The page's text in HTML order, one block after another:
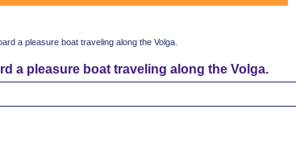
a pleasure boat traveling along the Volga.
a pleasure boat traveling along the Volga.